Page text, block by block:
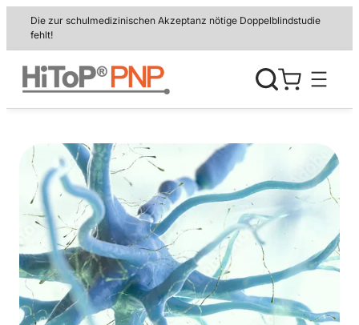
Zum
Inhalt
Die zur schulmedizinischen Akzeptanz nötige Doppelblindstudie
fehlt!